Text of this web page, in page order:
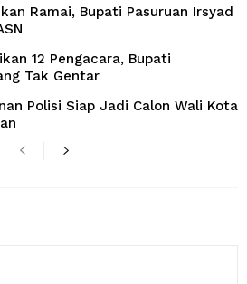
Ramai, Bupati Pasuruan Irsyad
12 Pengacara, Bupati
Tak Gentar
Polisi Siap Jadi Calon Wali Kota